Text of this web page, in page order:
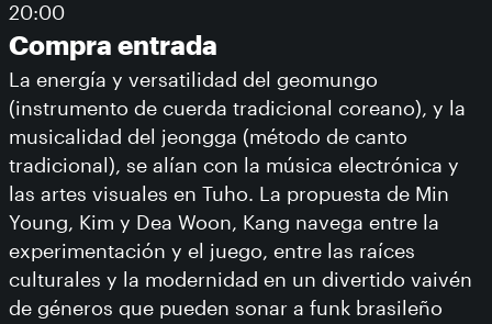
20:00
Compra entrada
La energía y versatilidad del geomungo
(instrumento de cuerda tradicional coreano), y la
musicalidad del jeongga (método de canto
tradicional), se alían con la música electrónica y
las artes visuales en Tuho. La propuesta de Min
Young, Kim y Dea Woon, Kang navega entre la
experimentación y el juego, entre las raíces
culturales y la modernidad en un divertido vaivén
de géneros que pueden sonar a funk brasileño